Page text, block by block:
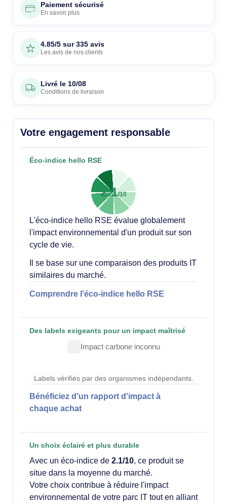
Paiement sécurisé
En savoir plus
4.85/5 sur 335 avis
Les avis de nos clients
Livré le 10/08
Conditions de livraison
Votre engagement responsable
Éco-indice hello RSE
2.1/10
L'éco-indice hello RSE évalue globalement
l'impact environnemental d'un produit sur son
cycle de vie.
Il se base sur une comparaison des produits IT
similaires du marché.
Comprendre l'éco-indice hello RSE
Des labels exigeants pour un impact maîtrisé
Impact carbone inconnu
Labels vérifiés par des organismes indépendants.
Bénéficiez d'un rapport d'impact à
chaque achat
Un choix éclairé et plus durable
Avec un éco-indice de 2.1/10, ce produit se
situe dans la moyenne du marché.
Votre choix contribue à réduire l'impact
environnemental de votre parc IT tout en alliant